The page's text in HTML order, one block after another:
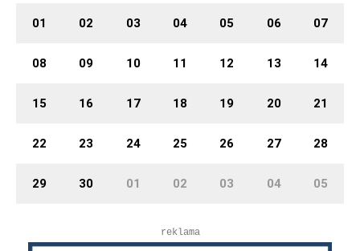
01 02 03 04 05 06 07
08 09 10 11 12 13 14
15 16 17 18 19 20 21
22 23 24 25 26 27 28
29 30 01 02 03 04 05
reklama